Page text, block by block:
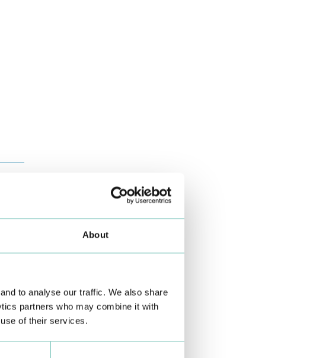
About
to analyse our traffic. We also share
partners who may combine it with
of their services.